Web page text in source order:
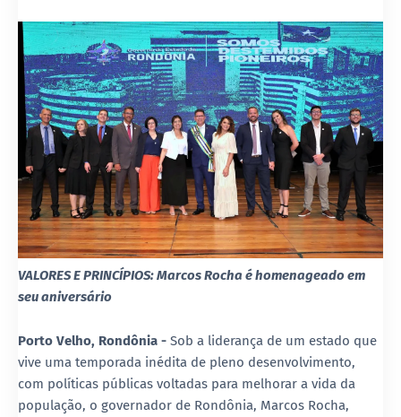
VALORES E PRINCÍPIOS: Marcos Rocha é homenageado em
seu aniversário
Porto Velho, Rondônia - Sob a liderança de um estado que
vive uma temporada inédita de pleno desenvolvimento,
com políticas públicas voltadas para melhorar a vida da
população, o governador de Rondônia, Marcos Rocha,